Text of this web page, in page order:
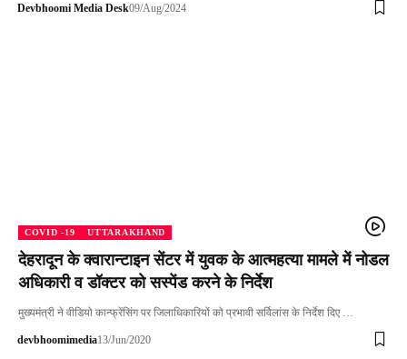
Devbhoomi Media Desk09/Aug/2024
COVID -19 UTTARAKHAND
देहरादून के क्वारान्टाइन सेंटर में युवक के आत्महत्या मामले में नोडल
अधिकारी व डॉक्टर को सस्पेंड करने के निर्देश
मुख्यमंत्री ने वीडियो कान्फ्रेंसिंग पर जिलाधिकारियों को प्रभावी सर्विलांस के निर्देश दिए …
devbhoomimedia13/Jun/2020